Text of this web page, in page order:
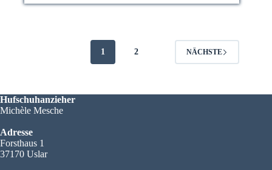
Optionen
1 2 NÄCHSTE
Hufschuhanzieher
Michèle Mesche
Adresse
Forsthaus 1
37170 Uslar